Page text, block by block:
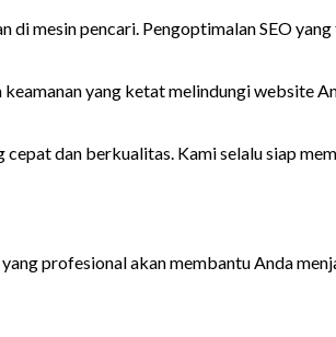
mesin pencari. Pengoptimalan SEO
yang ketat melindungi website
dan berkualitas. Kami selalu siap
profesional akan membantu Anda